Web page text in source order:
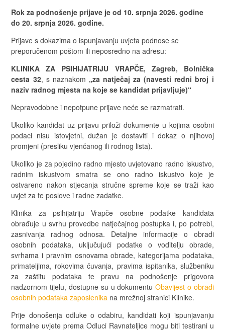
Rok za podnošenje prijave je od 10. srpnja 2026. godine
do 20. srpnja 2026. godine.
Prijave s dokazima o ispunjavanju uvjeta podnose se
preporučenom poštom ili neposredno na adresu:
KLINIKA ZA PSIHIJATRIJU VRAPČE, Zagreb, Bolnička
cesta 32, s naznakom „za natječaj za (navesti redni broj i
naziv radnog mjesta na koje se kandidat prijavljuje)“
Nepravodobne i nepotpune prijave neće se razmatrati.
Ukoliko kandidat uz prijavu priloži dokumente u kojima osobni
podaci nisu istovjetni, dužan je dostaviti i dokaz o njihovoj
promjeni (presliku vjenčanog ili rodnog lista).
Ukoliko je za pojedino radno mjesto uvjetovano radno iskustvo,
radnim iskustvom smatra se ono radno iskustvo koje je
ostvareno nakon stjecanja stručne spreme koje se traži kao
uvjet za te poslove i radne zadatke.
Klinika za psihijatriju Vrapče osobne podatke kandidata
obrađuje u svrhu provedbe natječajnog postupka i, po potrebi,
zasnivanja radnog odnosa. Detaljne informacije o obradi
osobnih podataka, uključujući podatke o voditelju obrade,
svrhama i pravnim osnovama obrade, kategorijama podataka,
primateljima, rokovima čuvanja, pravima ispitanika, službeniku
za zaštitu podataka te pravu na podnošenje prigovora
nadzornom tijelu, dostupne su u dokumentuObavijest o obradi
osobnih podataka zaposlenika na mrežnoj stranici Klinike.
Prije donošenja odluke o odabiru, kandidati koji ispunjavanju
formalne uvjete prema Odluci Ravnateljice mogu biti testirani u